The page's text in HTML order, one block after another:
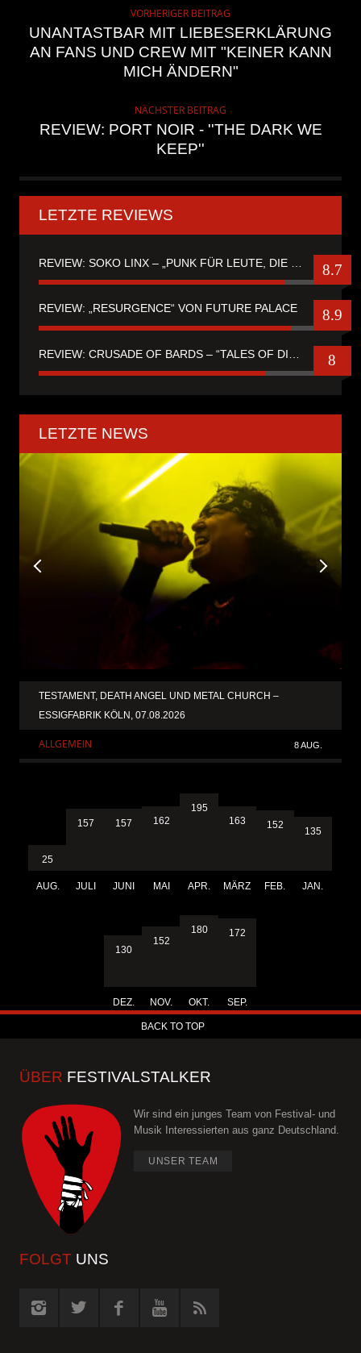
VORHERIGER BEITRAG
UNANTASTBAR MIT LIEBESERKLÄRUNG
AN FANS UND CREW MIT "KEINER KANN
MICH ÄNDERN"
NÄCHSTER BEITRAG
REVIEW: PORT NOIR - ''THE DARK WE
KEEP''
LETZTE REVIEWS
8.7
REVIEW: „RESURGENCE“ VON FUTURE PALACE 8.9
8
LETZTE NEWS
TESTAMENT, DEATH ANGEL UND METAL CHURCH –
ESSIGFABRIK KÖLN, 07.08.2026
ALLGEMEIN 8 AUG.
25
AUG.
157
JULI
157
JUNI
162
MAI
195
APR.
163
MÄRZ
152
FEB.
135
JAN.
130
DEZ.
152
NOV.
180
OKT.
172
SEP.
BACK TO TOP
ÜBER FESTIVALSTALKER
Wir sind ein junges Team von Festival- und
Musik Interessierten aus ganz Deutschland.
UNSER TEAM
FOLGT UNS